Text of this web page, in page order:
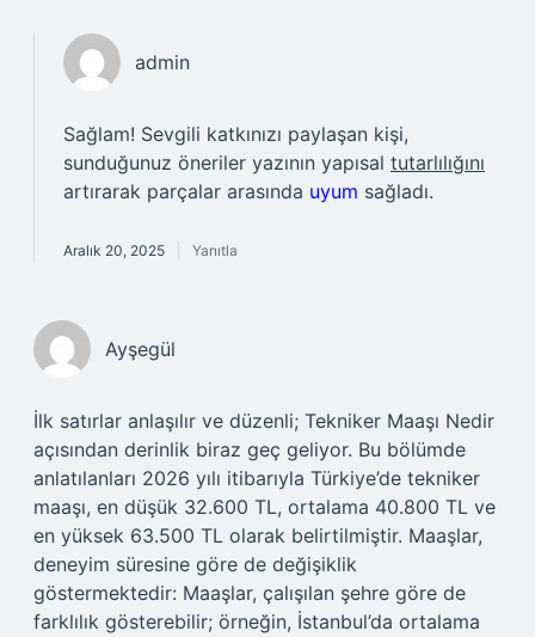
admin
Sağlam! Sevgili katkınızı paylaşan kişi,
sunduğunuz öneriler yazının yapısal tutarlılığını
artırarak parçalar arasında uyum sağladı.
Aralık 20, 2025 Yanıtla
Ayşegül
İlk satırlar anlaşılır ve düzenli; Tekniker Maaşı Nedir
açısından derinlik biraz geç geliyor. Bu bölümde
anlatılanları 2026 yılı itibarıyla Türkiye’de tekniker
maaşı, en düşük 32.600 TL, ortalama 40.800 TL ve
en yüksek 63.500 TL olarak belirtilmiştir. Maaşlar,
deneyim süresine göre de değişiklik
göstermektedir: Maaşlar, çalışılan şehre göre de
farklılık gösterebilir; örneğin, İstanbul’da ortalama